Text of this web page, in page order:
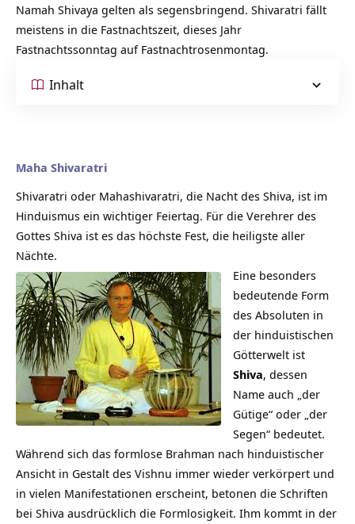
Namah Shivaya gelten als segensbringend. Shivaratri fällt
meistens in die Fastnachtszeit, dieses Jahr
Fastnachtssonntag auf Fastnachtrosenmontag.
Inhalt
Maha Shivaratri
Shivaratri oder Mahashivaratri, die Nacht des Shiva, ist im
Hinduismus ein wichtiger Feiertag. Für die Verehrer des
Gottes Shiva ist es das höchste Fest, die heiligste aller
Nächte.
Eine besonders
bedeutende Form
des Absoluten in
der hinduistischen
Götterwelt ist
Shiva, dessen
Name auch „der
Gütige“ oder „der
Segen“ bedeutet.
Während sich das formlose Brahman nach hinduistischer
Ansicht in Gestalt des Vishnu immer wieder verkörpert und
in vielen Manifestationen erscheint, betonen die Schriften
bei Shiva ausdrücklich die Formlosigkeit. Ihm kommt in der